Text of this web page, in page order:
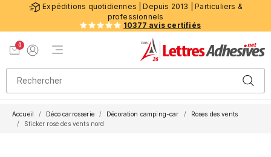
Expéditions quotidiennes | Depuis 2013 | Particuliers &
professionnels
10377 avis certifiés
0
Menu de navigation
Accueil Déco carrosserie Décoration camping-car
Roses des vents
Sticker rose des vents nord